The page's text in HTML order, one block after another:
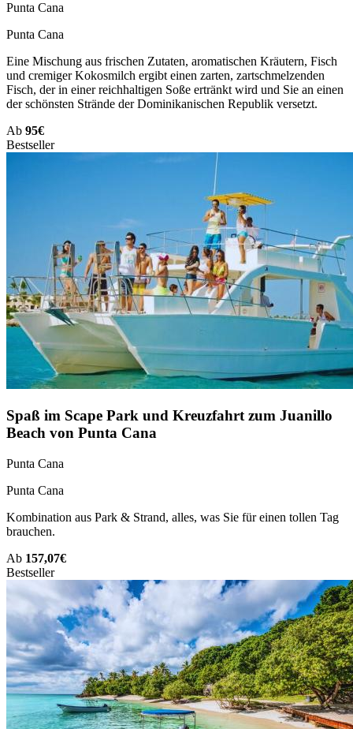
Punta Cana
Punta Cana
Eine Mischung aus frischen Zutaten, aromatischen Kräutern, Fisch
und cremiger Kokosmilch ergibt einen zarten, zartschmelzenden
Fisch, der in einer reichhaltigen Soße ertränkt wird und Sie an einen
der schönsten Strände der Dominikanischen Republik versetzt.
Ab 95€
Bestseller
Spaß im Scape Park und Kreuzfahrt zum Juanillo
Beach von Punta Cana
Punta Cana
Punta Cana
Kombination aus Park & Strand, alles, was Sie für einen tollen Tag
brauchen.
Ab 157,07€
Bestseller